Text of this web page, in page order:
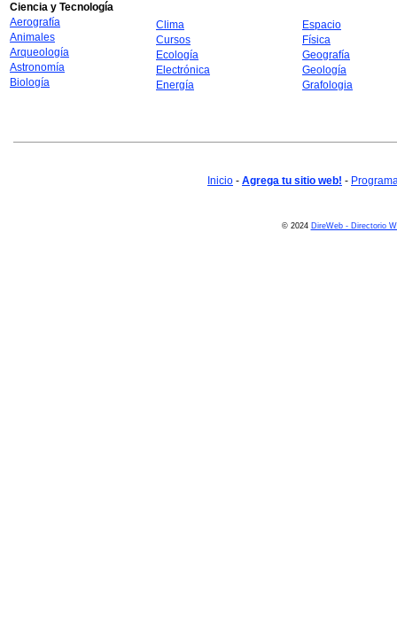
Ciencia y Tecnología
Aerografía
Animales
Arqueología
Astronomía
Biología
Clima
Cursos
Ecología
Electrónica
Energía
Espacio
Física
Geografía
Geología
Grafologia
Inicio - Agrega tu sitio web! -
© 2024 DireWeb - Directorio